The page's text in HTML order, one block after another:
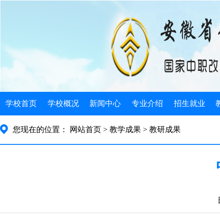
学校首页 学校概况
学校简介
领导关怀
新闻中心
学校新闻
专业介绍
电子类
旅游服务
招生就业
招生简介
就业安排
您现在的位置： 网站首页 > 教学成果 > 教研成果